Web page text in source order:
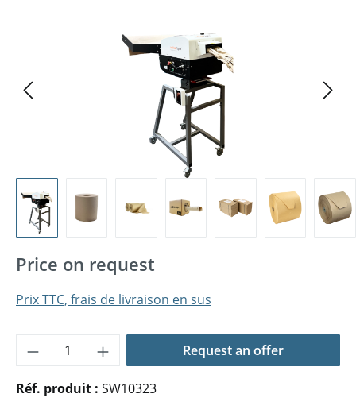
Price on request
Prix TTC, frais de livraison en sus
Quantité de produit : Entrez la
Request an offer
Réf. produit : SW10323